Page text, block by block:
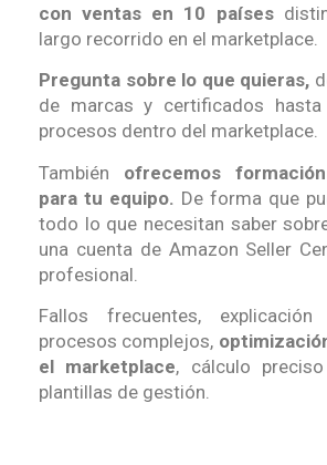
con ventas en 10 países
largo recorrido en el marketplace.
Pregunta sobre lo que quieras,
de marcas y certificados
procesos dentro del marketplace.
También ofrecemos
para tu equipo. De forma que
todo lo que necesitan saber
una cuenta de Amazon Seller
profesional.
Fallos frecuentes,
procesos complejos,
el marketplace, cálculo
plantillas de gestión.